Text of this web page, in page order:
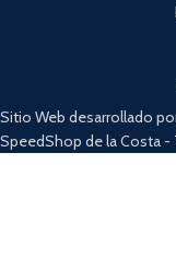
Sitio Web desarrollado
SpeedShop de la Costa
Cuando hay resultados